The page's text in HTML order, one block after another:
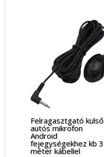
Felragasztgató külső
autós mikrofon
Android
fejegységekhez kb 3
méter kábellel